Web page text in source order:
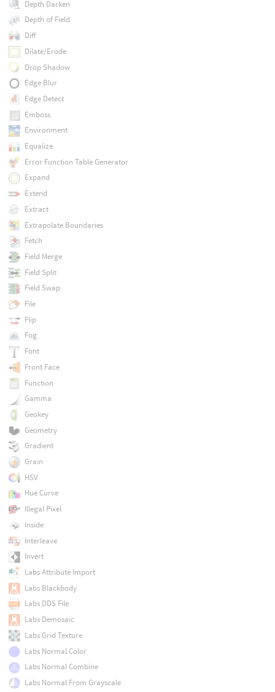
Depth Darken
Depth of Field
Diff
Dilate/Erode
Drop Shadow
Edge Blur
Edge Detect
Emboss
Environment
Equalize
Error Function Table Generator
Expand
Extend
Extract
Extrapolate Boundaries
Fetch
Field Merge
Field Split
Field Swap
File
Flip
Fog
Font
Front Face
Function
Gamma
Geokey
Geometry
Gradient
Grain
HSV
Hue Curve
Illegal Pixel
Inside
Interleave
Invert
Labs Attribute Import
Labs Blackbody
Labs DDS File
Labs Demosaic
Labs Grid Texture
Labs Normal Color
Labs Normal Combine
Labs Normal From Grayscale